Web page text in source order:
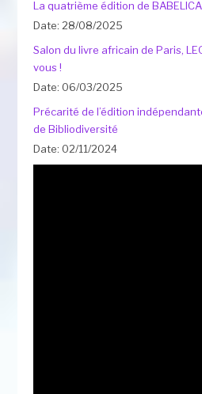
La quatrième édition de
Date: 28/08/2025
Salon du livre africain de Paris,
vous !
Date: 06/03/2025
Précarité de l’édition
de Bibliodiversité
Date: 02/11/2024